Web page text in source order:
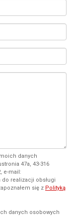
danych
47a, 43-316
e-mail:
realizacji obsługi
się z Polityką
danych osobowych